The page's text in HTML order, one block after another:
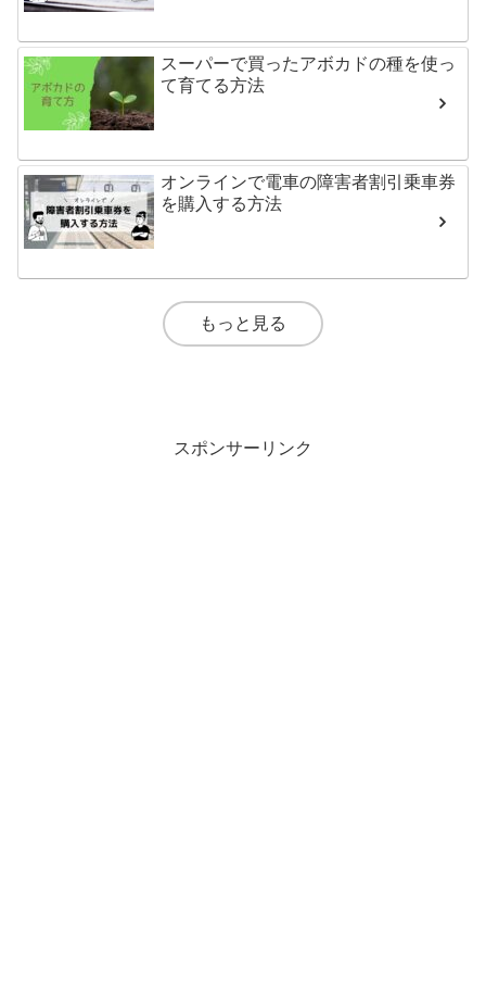
スーパーで買ったアボカドの種を使っ
て育てる方法
オンラインで電車の障害者割引乗車券
を購入する方法
もっと見る
スポンサーリンク